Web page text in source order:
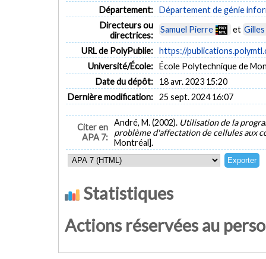
Département: Département de génie
Directeurs ou
directrices:
Samuel Pierre et
URL de PolyPublie: https://
Université/École: École Polytechnique de
Date du dépôt:
18 avr. 2023 15:20
Dernière modification: 25 sept. 2024 16:07
Citer en
APA 7:
André, M. (2002). Utilisation de la
problème d'affectation de cellules aux
Montréal].
Statistiques
Actions réservées au